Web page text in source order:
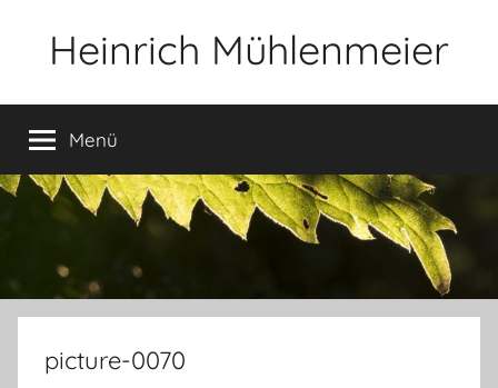
Heinrich Mühlenmeier
Glauben,
Umwelt,
Fotografie,
Menü
picture-0070